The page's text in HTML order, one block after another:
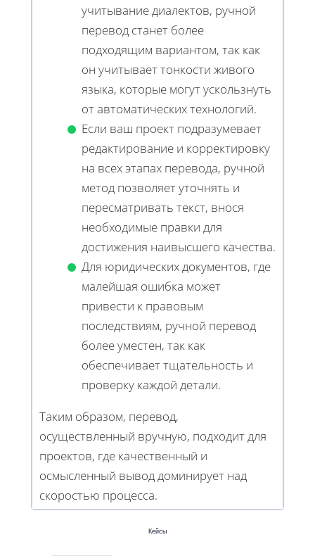
учитывание диалектов, ручной
перевод станет более
подходящим вариантом, так как
он учитывает тонкости живого
языка, которые могут ускользнуть
от автоматических технологий.
Если ваш проект подразумевает
редактирование и корректировку
на всех этапах перевода, ручной
метод позволяет уточнять и
пересматривать текст, внося
необходимые правки для
достижения наивысшего качества.
Для юридических документов, где
малейшая ошибка может
привести к правовым
последствиям, ручной перевод
более уместен, так как
обеспечивает тщательность и
проверку каждой детали.
Таким образом, перевод,
осуществленный вручную, подходит для
проектов, где качественный и
осмысленный вывод доминирует над
скоростью процесса.
Кейсы